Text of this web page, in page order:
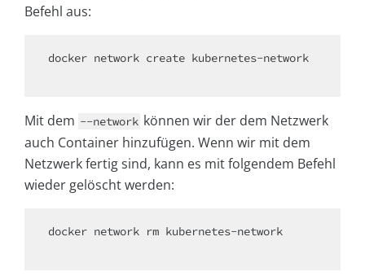
Befehl aus:
docker network create kubernetes-network
Mit dem --network können wir der dem Netzwerk
auch Container hinzufügen. Wenn wir mit dem
Netzwerk fertig sind, kann es mit folgendem Befehl
wieder gelöscht werden:
docker network rm kubernetes-network